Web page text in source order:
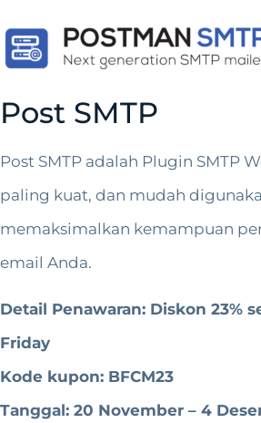
Post SMTP
Post SMTP adalah Plugin SMTP
paling kuat, dan mudah
memaksimalkan kemampuan
email Anda.
Detail Penawaran: Diskon 23%
Friday
Kode kupon: BFCM23
Tanggal: 20 November – 4